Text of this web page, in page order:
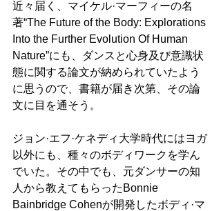
近々届く、マイケル·マーフィーの名
著“The Future of the Body: Explorations
Into the Further Evolution Of Human
Nature”にも、ダンスと心身及び意識状
態に関する論文が納められていたよう
に思うので、書籍が届き次第、その論
文に目を通そう。
ジョン·エフ·ケネディ大学時代にはヨガ
以外にも、種々のボディワークを学ん
でいた。その中でも、元ダンサーの知
人から教えてもらったBonnie
Bainbridge Cohenが開発したボディ·マ